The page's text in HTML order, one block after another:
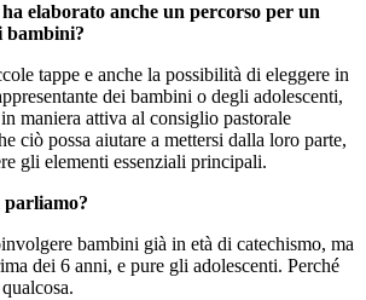
elaborato anche un percorso per un
bambini?
tappe e anche la possibilità di eleggere in
dei bambini o degli adolescenti,
maniera attiva al consiglio pastorale
ciò possa aiutare a mettersi dalla loro parte,
gli elementi essenziali principali.
parliamo?
bambini già in età di catechismo, ma
dei 6 anni, e pure gli adolescenti. Perché